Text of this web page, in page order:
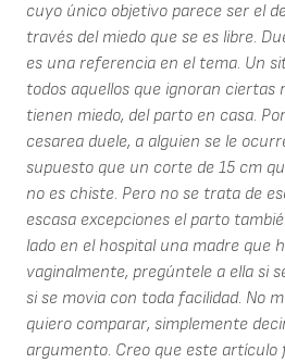
cuyo único objetivo parece ser el
través del miedo que se es libre.
es una referencia en el tema. Un
todos aquellos que ignoran ciertas
tienen miedo, del parto en casa.
cesarea duele, a alguien se le
supuesto que un corte de 15 cm
no es chiste. Pero no se trata de
escasa excepciones el parto
lado en el hospital una madre que
vaginalmente, pregúntele a ella si
si se movia con toda facilidad. No
quiero comparar, simplemente
argumento. Creo que este